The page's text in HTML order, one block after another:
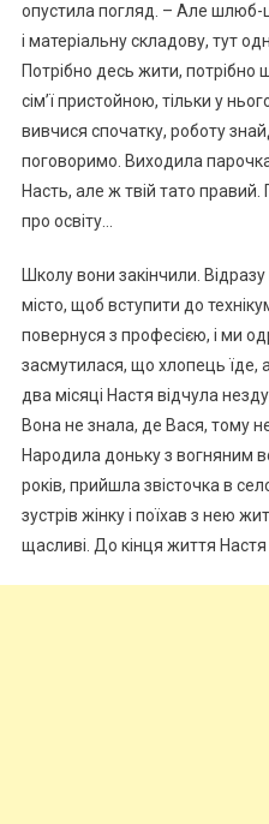
опустила погляд. – Але шлюб-
і матеріальну складову, тут
Потрібно десь жити, потрібно
сім’ї пристойною, тільки у
вивчися спочатку, роботу
поговоримо. Виходила
Насть, але ж твій тато
про освіту…
Школу вони закінчили.
місто, щоб вступити до
повернуся з професією, і ми
засмутилася, що хлопець їде,
два місяці Настя відчула
Вона не знала, де Вася, тому
Народила доньку з вогняним
років, прийшла звісточка в
зустрів жінку і поїхав з нею
щасливі. До кінця життя